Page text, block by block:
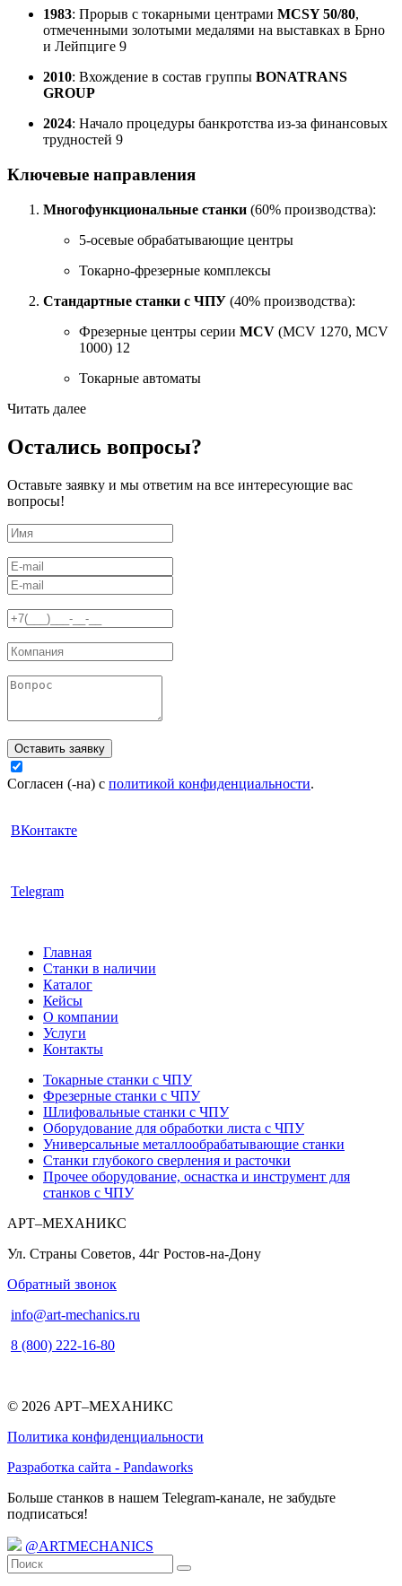
1983: Прорыв с токарными центрами MCSY 50/80,
отмеченными золотыми медалями на выставках в Брно
и Лейпциге 9
2010: Вхождение в состав группы BONATRANS
GROUP
2024: Начало процедуры банкротства из-за финансовых
трудностей 9
Ключевые направления
Многофункциональные станки (60% производства):
5-осевые обрабатывающие центры
Токарно-фрезерные комплексы
Стандартные станки с ЧПУ (40% производства):
Фрезерные центры серии MCV (MCV 1270, MCV
1000) 12
Токарные автоматы
Читать далее
Остались вопросы?
Оставьте заявку и мы ответим на все интересующие вас
вопросы!
Оставить заявку
Согласен (-на) с политикой конфиденциальности.
ВКонтакте
Telegram
Главная
Станки в наличии
Каталог
Кейсы
О компании
Услуги
Контакты
Токарные станки с ЧПУ
Фрезерные станки с ЧПУ
Шлифовальные станки с ЧПУ
Оборудование для обработки листа с ЧПУ
Универсальные металлообрабатывающие станки
Станки глубокого сверления и расточки
Прочее оборудование, оснастка и инструмент для
станков с ЧПУ
АРТ–МЕХАНИКС
Ул. Страны Советов, 44г Ростов-на-Дону
Обратный звонок
info@art-mechanics.ru
8 (800) 222-16-80
© 2026 АРТ–МЕХАНИКС
Политика конфиденциальности
Разработка сайта - Pandaworks
Больше станков в нашем Telegram-канале, не забудьте
подписаться!
@ARTMECHANICS